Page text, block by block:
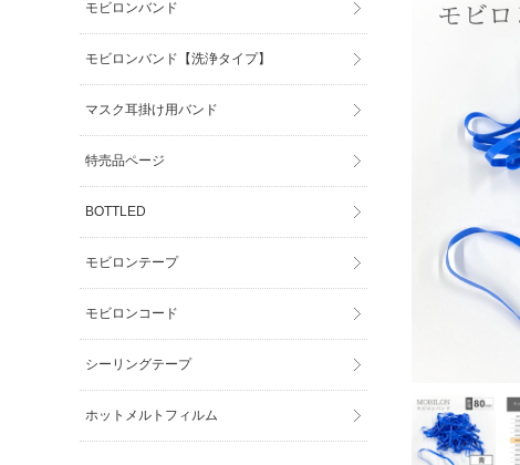
モビロンバンド
モビロンバンド【洗浄タイプ】
マスク耳掛け用バンド
特売品ページ
BOTTLED
モビロンテープ
モビロンコード
シーリングテープ
ホットメルトフィルム